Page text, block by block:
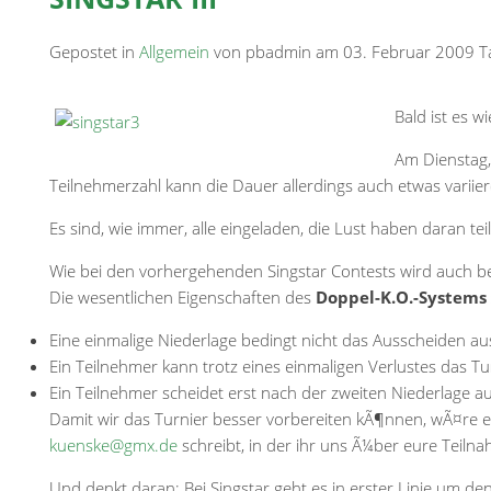
Gepostet in Allgemein von pbadmin am 03. Februar 2009
Bald ist es
Am
Teilnehmerzahl kann die Dauer allerdings auch etwas
Es sind, wie immer, alle eingeladen, die Lust haben daran
Wie bei den vorhergehenden Singstar Contests wird auch
Die wesentlichen Eigenschaften des Doppel-K.O.-Systems
Eine einmalige Niederlage bedingt nicht das Ausscheiden
Ein Teilnehmer kann trotz eines einmaligen Verlustes das
Ein Teilnehmer scheidet erst nach der zweiten Niederlage
Damit wir das Turnier besser vorbereiten kÃ¶nnen, wÃ¤re
kuenske@gmx.de schreibt, in der ihr uns Ã¼ber eure